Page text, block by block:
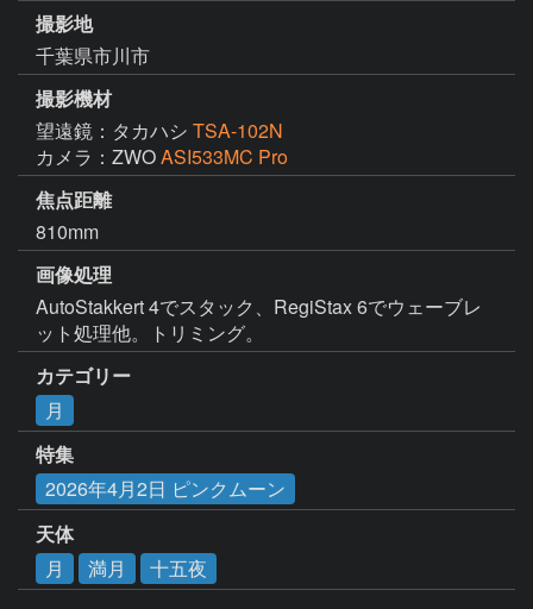
撮影地
千葉県市川市
撮影機材
望遠鏡：タカハシ TSA-102N
カメラ：ZWOASI533MC Pro
焦点距離
810mm
画像処理
AutoStakkert 4でスタック、RegiStax 6でウェーブレ
ット処理他。トリミング。
カテゴリー
月
特集
2026年4月2日 ピンクムーン
天体
月
満月 十五夜